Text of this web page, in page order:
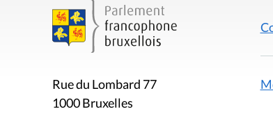
Rue du Lombard 77
1000 Bruxelles